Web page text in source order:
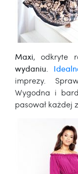
Maxi, odkryte
wydaniu
imprezy.
Wygodna i
pasował każdej